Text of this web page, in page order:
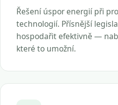
Řešení úspor energií při
technologií. Přísnější
hospodařit efektivně —
které to umožní.